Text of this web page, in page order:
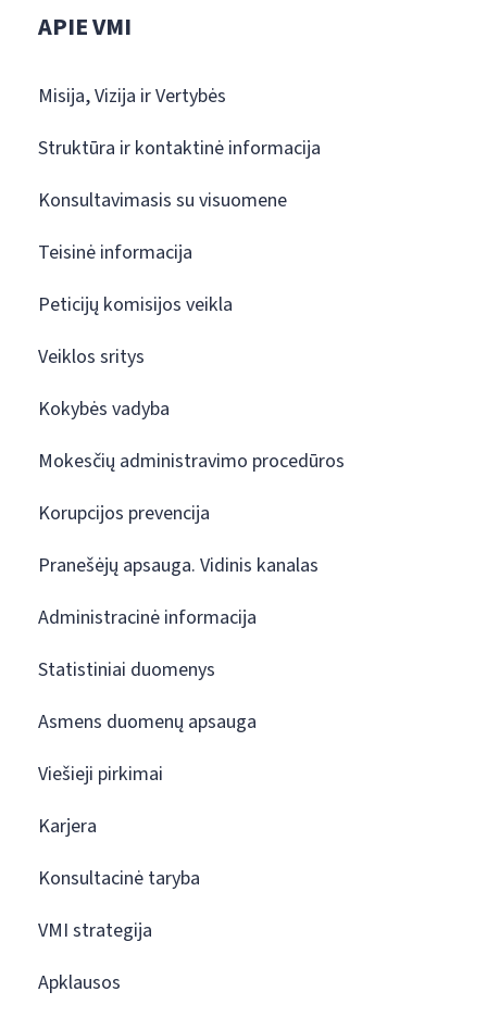
APIE VMI
Misija, Vizija ir Vertybės
Struktūra ir kontaktinė informacija
Konsultavimasis su visuomene
Teisinė informacija
Peticijų komisijos veikla
Veiklos sritys
Kokybės vadyba
Mokesčių administravimo procedūros
Korupcijos prevencija
Pranešėjų apsauga. Vidinis kanalas
Administracinė informacija
Statistiniai duomenys
Asmens duomenų apsauga
Viešieji pirkimai
Karjera
Konsultacinė taryba
VMI strategija
Apklausos